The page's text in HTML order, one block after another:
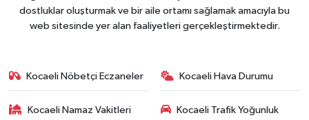
dostluklar oluşturmak ve bir aile ortamı sağlamak amacıyla bu
web sitesinde yer alan faaliyetleri gerçekleştirmektedir.
Kocaeli Nöbetçi Eczaneler Kocaeli Hava Durumu
Kocaeli Namaz Vakitleri
Kocaeli Trafik Yoğunluk